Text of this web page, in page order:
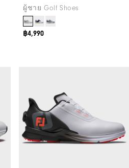
ผู้ชาย Golf Shoes
฿4,990